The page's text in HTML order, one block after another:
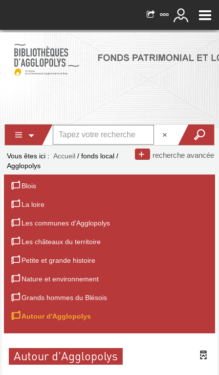
recherche avancée
Vous êtes ici : Accueil / fonds local /
Agglopolys
Blois
La loire
Les communes d'Agglopolys
Les châteaux du territoire
Petite et grande histoire
Nature et environnement
Grands hommes du Blésois
Autour d'Agglopolys
Autour d'Agglopolys